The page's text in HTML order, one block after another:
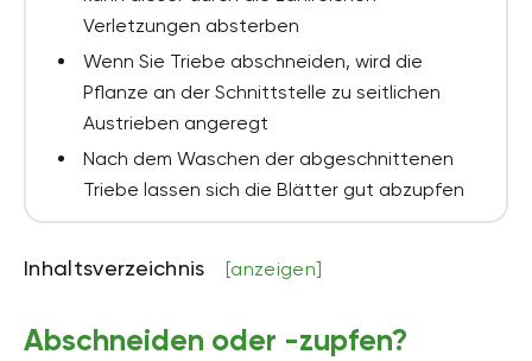
Verletzungen absterben
Wenn Sie Triebe abschneiden, wird die
Pflanze an der Schnittstelle zu seitlichen
Austrieben angeregt
Nach dem Waschen der abgeschnittenen
Triebe lassen sich die Blätter gut abzupfen
Inhaltsverzeichnis [anzeigen]
Abschneiden oder -zupfen?